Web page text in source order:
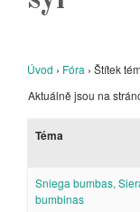
Úvod › Fóra › Štítek
Aktuálně jsou na
Téma
Sniega bumbas,
bumbinas